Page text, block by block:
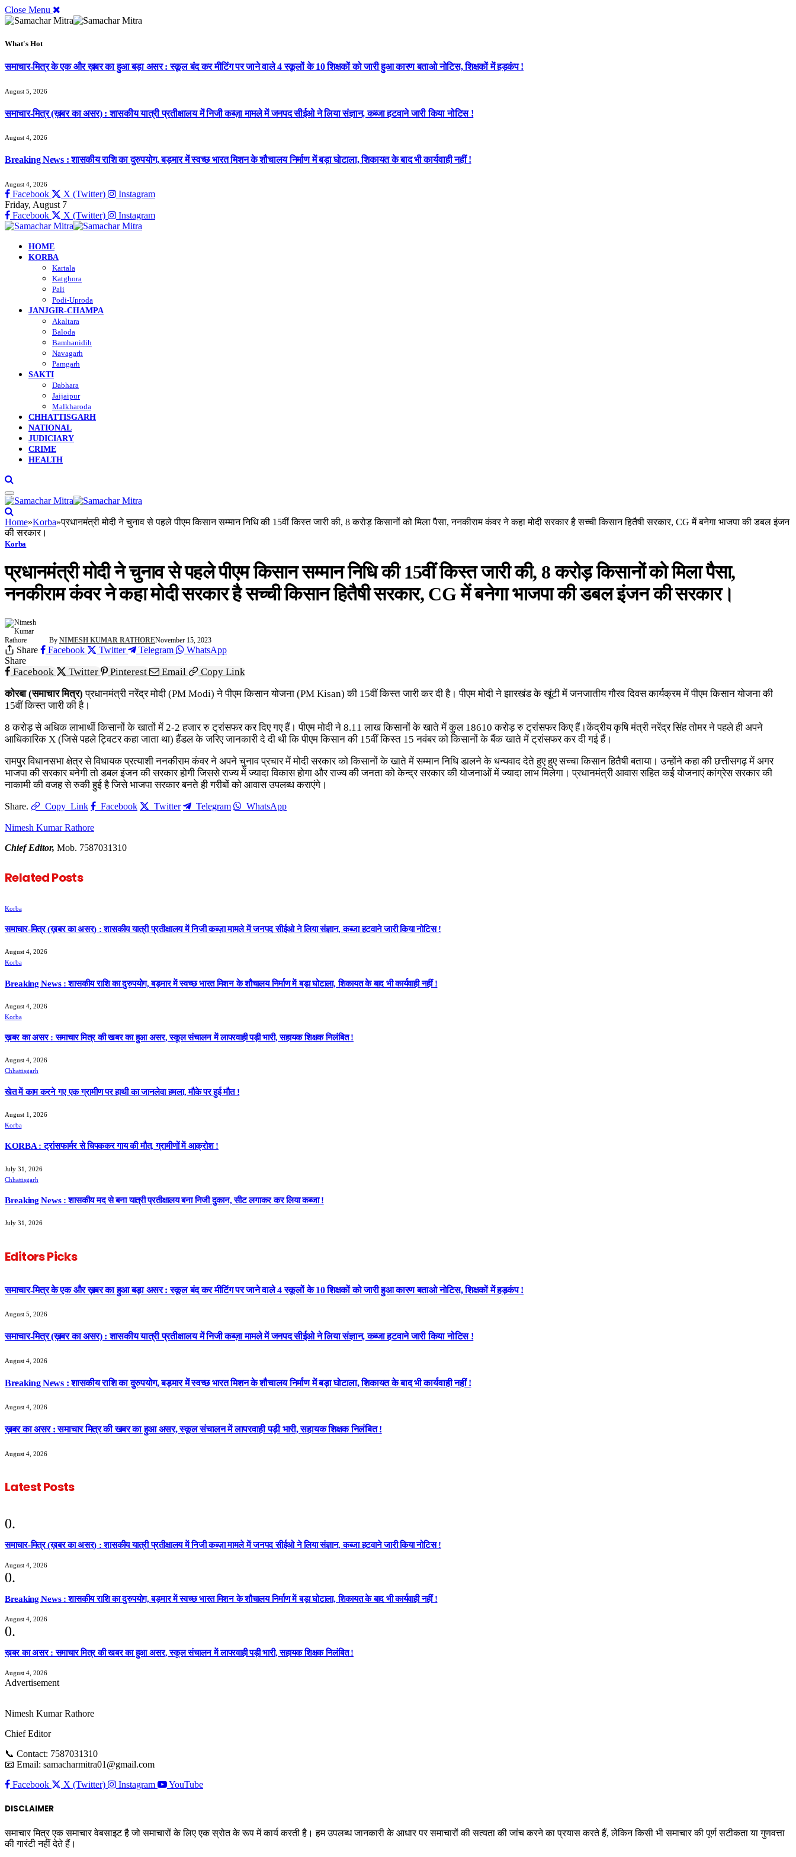
Close Menu
What's Hot
समाचार-मित्र के एक और ख़बर का हुआ बड़ा असर : स्कूल बंद कर मीटिंग पर जाने वाले 4 स्कूलों के 10 शिक्षकों को जारी हुआ कारण बताओ नोटिस, शिक्षकों में हड़कंप !
August 5, 2026
समाचार-मित्र (ख़बर का असर) : शासकीय यात्री प्रतीक्षालय में निजी कब्ज़ा मामले में जनपद सीईओ ने लिया संज्ञान, कब्जा हटवाने जारी किया नोटिस !
August 4, 2026
Breaking News : शासकीय राशि का दुरुपयोग, बड़मार में स्वच्छ भारत मिशन के शौचालय निर्माण में बड़ा घोटाला, शिकायत के बाद भी कार्यवाही नहीं !
August 4, 2026
Facebook X (Twitter)
Instagram
Friday, August 7
Facebook
X (Twitter) Instagram
HOME
KORBA
Kartala
Katghora
Pali
Podi-Uproda
JANJGIR-CHAMPA
Akaltara
Baloda
Bamhanidih
Navagarh
Pamgarh
SAKTI
Dabhara
Jaijaipur
Malkharoda
CHHATTISGARH
NATIONAL
JUDICIARY
CRIME
HEALTH
Home»Korba»प्रधानमंत्री मोदी ने चुनाव से पहले पीएम किसान सम्मान निधि की 15वीं किस्त जारी की, 8 करोड़ किसानों को मिला पैसा, ननकीराम कंवर ने कहा मोदी सरकार है सच्ची किसान हितैषी सरकार, CG में बनेगा भाजपा की डबल इंजन
की सरकार।
Korba
प्रधानमंत्री मोदी ने चुनाव से पहले पीएम किसान सम्मान निधि की 15वीं किस्त जारी की, 8 करोड़ किसानों को मिला पैसा,
ननकीराम कंवर ने कहा मोदी सरकार है सच्ची किसान हितैषी सरकार, CG में बनेगा भाजपा की डबल इंजन की सरकार।
By NIMESH KUMAR RATHORENovember 15, 2023
Share Facebook Twitter Telegram
WhatsApp
Share
Facebook Twitter Pinterest Email
Copy Link
कोरबा (समाचार मित्र) प्रधानमंत्री नरेंद्र मोदी (PM Modi) ने पीएम किसान योजना (PM Kisan) की 15वीं किस्त जारी कर दी है। पीएम मोदी ने झारखंड के खूंटी में जनजातीय गौरव दिवस कार्यक्रम में पीएम किसान योजना की
15वीं किस्त जारी की है।
8 करोड़ से अधिक लाभार्थी किसानों के खातों में 2-2 हजार रु ट्रांसफर कर दिए गए हैं। पीएम मोदी ने 8.11 लाख किसानों के खाते में कुल 18610 करोड़ रु ट्रांसफर किए हैं।केंद्रीय कृषि मंत्री नरेंद्र सिंह तोमर ने पहले ही अपने
आधिकारिक X (जिसे पहले ट्विटर कहा जाता था) हैंडल के जरिए जानकारी दे दी थी कि पीएम किसान की 15वीं किस्त 15 नवंबर को किसानों के बैंक खाते में ट्रांसफर कर दी गई हैं।
रामपुर विधानसभा क्षेत्र से विधायक प्रत्याशी ननकीराम कंवर ने अपने चुनाव प्रचार में मोदी सरकार को किसानों के खाते में सम्मान निधि डालने के धन्यवाद देते हुए हुए सच्चा किसान हितैषी बताया। उन्होंने कहा की छत्तीसगढ़ में अगर
भाजपा की सरकार बनेगी तो डबल इंजन की सरकार होगी जिससे राज्य में ज्यादा विकास होगा और राज्य की जनता को केन्द्र सरकार की योजनाओं में ज्यादा लाभ मिलेगा। प्रधानमंत्री आवास सहित कई योजनाएं कांग्रेस सरकार की
नाकामी की वजह से रुकी हुई है जिसे भाजपा सरकार बनते ही गरीबों को आवास उपलब्ध कराएंगे।
Share. Copy Link Facebook Twitter Telegram WhatsApp
Nimesh Kumar Rathore
Chief Editor, Mob. 7587031310
RelatedPosts
Korba
समाचार-मित्र (ख़बर का असर) : शासकीय यात्री प्रतीक्षालय में निजी कब्ज़ा मामले में जनपद सीईओ ने लिया संज्ञान, कब्जा हटवाने जारी किया नोटिस !
August 4, 2026
Korba
Breaking News : शासकीय राशि का दुरुपयोग, बड़मार में स्वच्छ भारत मिशन के शौचालय निर्माण में बड़ा घोटाला, शिकायत के बाद भी कार्यवाही नहीं !
August 4, 2026
Korba
ख़बर का असर : समाचार मित्र की खबर का हुआ असर, स्कूल संचालन में लापरवाही पड़ी भारी, सहायक शिक्षक निलंबित !
August 4, 2026
Chhattisgarh
खेत में काम करने गए एक ग्रामीण पर हाथी का जानलेवा हमला, मौके पर हुई मौत !
August 1, 2026
Korba
KORBA : ट्रांसफार्मर से चिपककर गाय की मौत, ग्रामीणों में आक्रोश !
July 31, 2026
Chhattisgarh
Breaking News : शासकीय मद से बना यात्री प्रतीक्षालय बना निजी दुकान, सीट लगाकर कर लिया कब्जा !
July 31, 2026
Editors Picks
समाचार-मित्र के एक और ख़बर का हुआ बड़ा असर : स्कूल बंद कर मीटिंग पर जाने वाले 4 स्कूलों के 10 शिक्षकों को जारी हुआ कारण बताओ नोटिस, शिक्षकों में हड़कंप !
August 5, 2026
समाचार-मित्र (ख़बर का असर) : शासकीय यात्री प्रतीक्षालय में निजी कब्ज़ा मामले में जनपद सीईओ ने लिया संज्ञान, कब्जा हटवाने जारी किया नोटिस !
August 4, 2026
Breaking News : शासकीय राशि का दुरुपयोग, बड़मार में स्वच्छ भारत मिशन के शौचालय निर्माण में बड़ा घोटाला, शिकायत के बाद भी कार्यवाही नहीं !
August 4, 2026
ख़बर का असर : समाचार मित्र की खबर का हुआ असर, स्कूल संचालन में लापरवाही पड़ी भारी, सहायक शिक्षक निलंबित !
August 4, 2026
Latest Posts
समाचार-मित्र (ख़बर का असर) : शासकीय यात्री प्रतीक्षालय में निजी कब्ज़ा मामले में जनपद सीईओ ने लिया संज्ञान, कब्जा हटवाने जारी किया नोटिस !
August 4, 2026
Breaking News : शासकीय राशि का दुरुपयोग, बड़मार में स्वच्छ भारत मिशन के शौचालय निर्माण में बड़ा घोटाला, शिकायत के बाद भी कार्यवाही नहीं !
August 4, 2026
ख़बर का असर : समाचार मित्र की खबर का हुआ असर, स्कूल संचालन में लापरवाही पड़ी भारी, सहायक शिक्षक निलंबित !
August 4, 2026
Advertisement
Nimesh Kumar Rathore
Chief Editor
📞 Contact: 7587031310
📧 Email: samacharmitra01@gmail.com
Facebook
X (Twitter) Instagram YouTube
DISCLAIMER
समाचार मित्र एक समाचार वेबसाइट है जो समाचारों के लिए एक स्रोत के रूप में कार्य करती है। हम उपलब्ध जानकारी के आधार पर समाचारों की सत्यता की जांच करने का प्रयास करते हैं, लेकिन किसी भी समाचार की पूर्ण सटीकता या गुणवत्ता
की गारंटी नहीं देते हैं।